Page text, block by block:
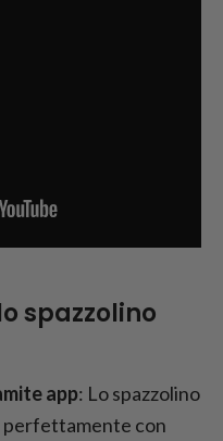
spazzolino
app: Lo spazzolino
perfettamente con